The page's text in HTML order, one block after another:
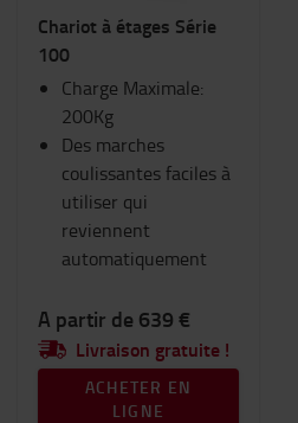
Espace de travail et entrepôt
Goodies Toyota
Habitacle du chariot
RAM Mount
Sécurité
Sièges
Vêtements de travail
Chariot escabeau
Chariot à étages Série
100
Charge Maximale:
200Kg
Des marches
coulissantes faciles à
utiliser qui
reviennent
automatiquement
A partir de 639 €
Livraison gratuite !
ACHETER EN
LIGNE